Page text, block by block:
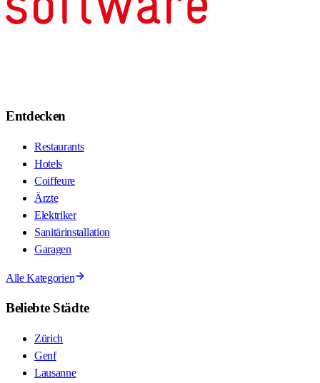
Entdecken
Restaurants
Hotels
Coiffeure
Ärzte
Elektriker
Sanitärinstallation
Garagen
Alle Kategorien
Beliebte Städte
Zürich
Genf
Lausanne